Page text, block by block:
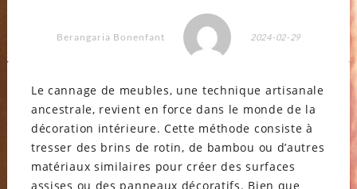
Berangaria Bonenfant 2024-02-29
Le cannage de meubles, une technique artisanale
ancestrale, revient en force dans le monde de la
décoration intérieure. Cette méthode consiste à
tresser des brins de rotin, de bambou ou d’autres
matériaux similaires pour créer des surfaces
assises ou des panneaux décoratifs. Bien que